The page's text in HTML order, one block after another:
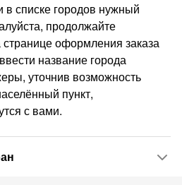
списке городов нужный
продолжайте
оформления заказа
название города
уточнив возможность
пункт,
с вами.